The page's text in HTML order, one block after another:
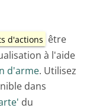
d'actions être
à l'aide
d'arme. Utilisez
dans
du